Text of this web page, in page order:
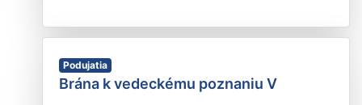
Podujatia
Brána k vedeckému poznaniu V